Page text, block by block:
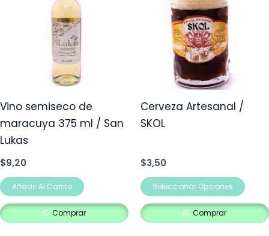
Vino semiseco de
maracuya 375 ml / San
Lukas
$9,20
Añadir Al Carrito
Comprar
Cerveza Artesanal /
SKOL
$3,50
Seleccionar Opciones
de
Comprar